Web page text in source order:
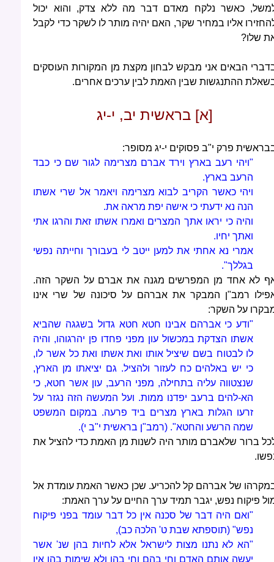
כאשר נלקח מאדם דבר מה ללא צדק, והוא יכול
אליו במחיר שקר, האם יהיה מותר לו לשקר כדי לקבל
שלו?
הבאים אני מבקש לבחון מקצת מן המקורות העוסקים
ההתנגשות שבין האמת לבין ערכים אחרים.
[א] בראשית יב, י-יג
פרק י"ב פסוקים י-יג מסופר:
"ויהי רעב בארץ וירד אברם מצרימה לגור שם כי כבד
הרעב בארץ.
ויהי כאשר הקריב לבוא מצרימה ויאמר אל שרי אשתו
הנה נא ידעתי כי אישה יפת מראה את.
והיה כי יראו אתך המצרים ואמרו אשתו זאת והרגו אתי
ואתך יחיו.
אמרי נא אחתי את למען ייטב לי בעבורך וחייתה נפשי
בגללך".
לא אחד מן המפרשים מגנה את אברם על השקר הזה.
רמב"ן המבקר את אברהם על סיכונה של שרי אינו
על השקר:
"ודע כי אברהם אבינו חטא חטא גדול בשגגה שהביא
אשתו הצדקת במכשול עון מפני פחדו פן יהרגוהו, והיה
לו לבטוח בשם שיציל אותו ואת אשתו ואת כל אשר לו,
כי יש באלהים כח לעזור ולהציל. גם יציאתו מן הארץ,
שנצטווה עליה בתחילה, מפני הרעב, עון אשר חטא, כי
הא-להים ברעב יפדנו ממות. ועל המעשה הזה נגזר על
זרעו הגלות בארץ מצרים ביד פרעה. במקום המשפט
שמה הרשע והחטא". (רמב"ן בראשית י"ב י).
ברור שלאברם מותר היה לשנות מן האמת כדי להציל את
של אברהם קל להכריע. שכן כאשר האמת עומדת אל
פיקוח נפש, יגבר תמיד ערך החיים על ערך האמת:
"ואם היה דבר של סכנה אין כל דבר עומד בפני פיקוח
נפש" (תוספתא שבת ט' הלכה כב),
"הא לא נתנו מצות לישראל אלא לחיות בהן שנ' אשר
יעשה אותם האדם וחי בהם וחי בהן ולא שימות בהן אין